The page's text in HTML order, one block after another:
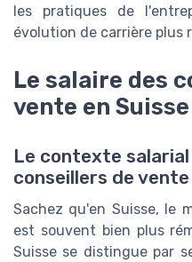
les pratiques de
évolution de carrière plus
Le salaire des
vente en Suisse
Le contexte salarial
conseillers de vente
Sachez qu'en Suisse, le
est souvent bien plus
Suisse se distingue par